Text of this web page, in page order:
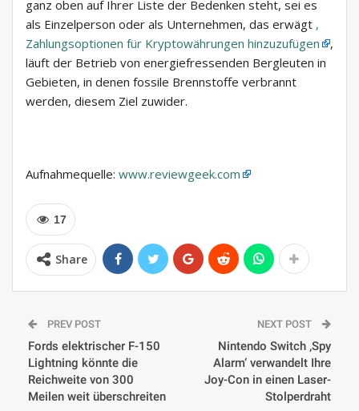
ganz oben auf Ihrer Liste der Bedenken steht, sei es
als Einzelperson oder als Unternehmen, das erwägt ,
Zahlungsoptionen für Kryptowährungen hinzuzufügen
,
läuft der Betrieb von energiefressenden Bergleuten in
Gebieten, in denen fossile Brennstoffe verbrannt
werden, diesem Ziel zuwider.
Aufnahmequelle: www.reviewgeek.com
17
Share
PREV POST
Fords elektrischer F-150
Lightning könnte die
Reichweite von 300
Meilen weit überschreiten
NEXT POST
Nintendo Switch ‚Spy
Alarm‘ verwandelt Ihre
Joy-Con in einen Laser-
Stolperdraht